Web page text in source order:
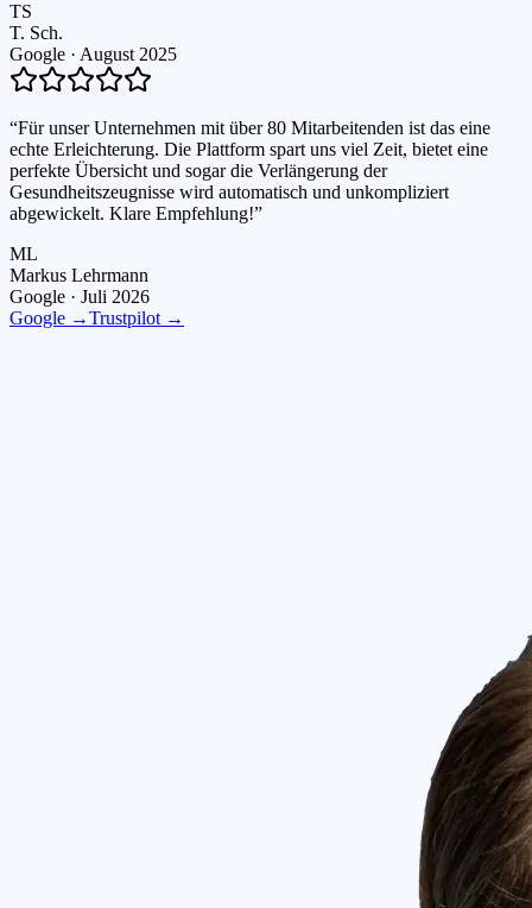
TS
T. Sch.
Google · August 2025
“Für unser Unternehmen mit über 80 Mitarbeitenden ist das eine
echte Erleichterung. Die Plattform spart uns viel Zeit, bietet eine
perfekte Übersicht und sogar die Verlängerung der
Gesundheitszeugnisse wird automatisch und unkompliziert
abgewickelt. Klare Empfehlung!”
ML
Markus Lehrmann
Google · Juli 2026
Google →Trustpilot →